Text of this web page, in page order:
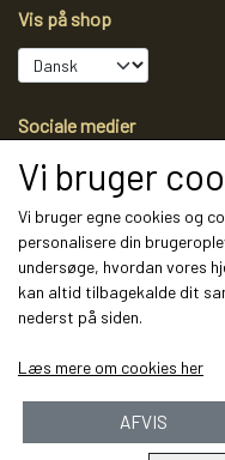
Vis på shop
Sociale medier
Modtag vores
Vi bruger
Vi bruger egne cookies og
personalisere din
undersøge, hvordan vores
kan altid tilbagekalde dit
nederst på siden.
Læs mere om cookies her
AFVIS